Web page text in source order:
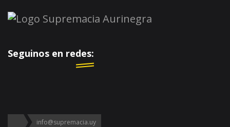
Seguinos en redes:
info@supremacia.uy